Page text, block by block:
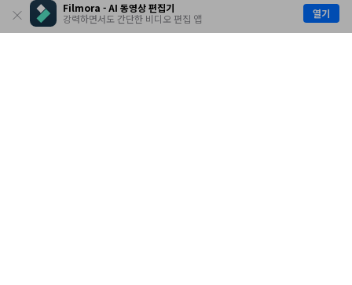
Filmora - AI 동영상 편집기
강력하면서도 간단한 비디오 편집 앱
열기